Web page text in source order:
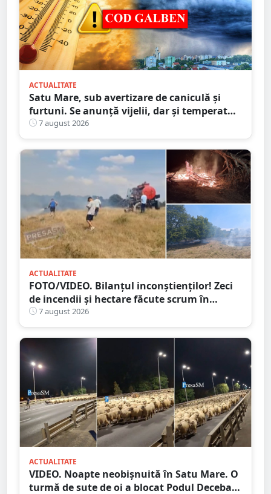
ACTUALITATE
Satu Mare, sub avertizare de caniculă și
furtuni. Se anunță vijelii, dar și temperaturi
ridicate. Avertizarea ANM
7 august 2026
ACTUALITATE
FOTO/VIDEO. Bilanțul inconștienților! Zeci
de incendii și hectare făcute scrum în
județul Satu Mare
7 august 2026
ACTUALITATE
VIDEO. Noapte neobișnuită în Satu Mare. O
turmă de sute de oi a blocat Podul Decebal.